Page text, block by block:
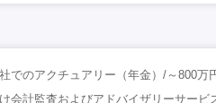
でのアクチュアリー（年金）/～800万
会計監査およびアドバイザリーサービ